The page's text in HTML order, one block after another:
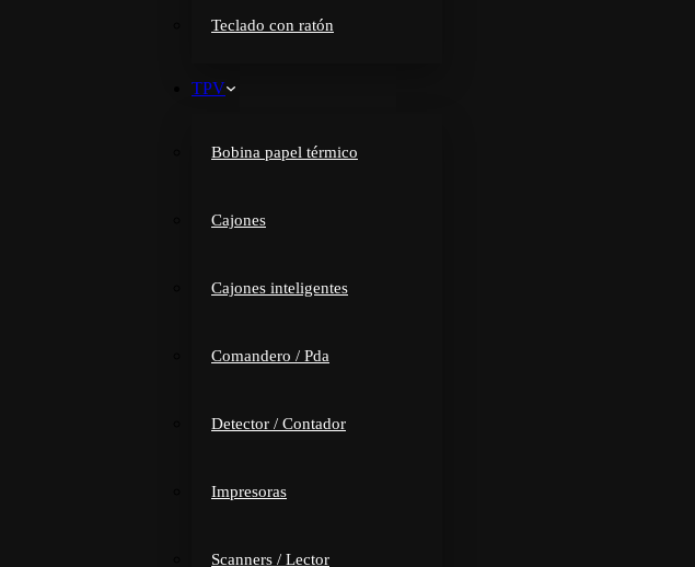
Teclado con ratón
TPV
Bobina papel térmico
Cajones
Cajones inteligentes
Comandero / Pda
Detector / Contador
Impresoras
Scanners / Lector